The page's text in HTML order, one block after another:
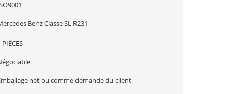
Benz Classe SL R231
PIÈCES
net ou comme demande du client